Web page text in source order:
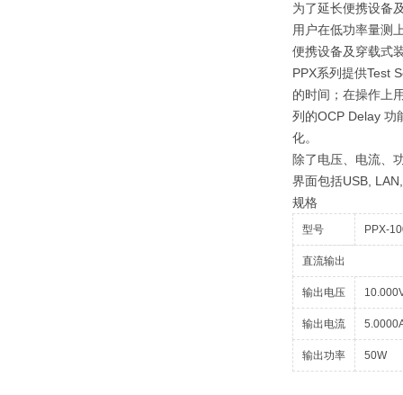
为了延长便携设备
用户在低功率量测
便携设备及穿载式
PPX系列提供Test
的时间；在操作上
列的OCP Delay 功
化。
除了电压、电流、
界面包括USB,
规格
型号 PPX-
直流输出
输出电压
输出电流
输出功率 50W